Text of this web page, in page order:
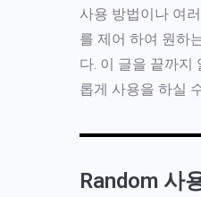
사용 방법이나 여
를 제어 하여 원하
다. 이 글을 끝까지
롭게 사용을 하실
Random 사